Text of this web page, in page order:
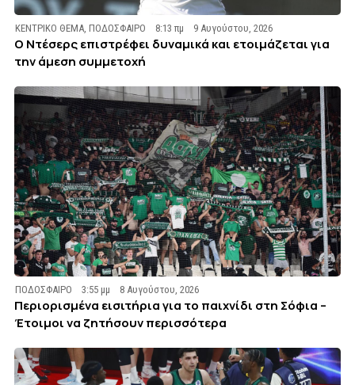
ΚΕΝΤΡΙΚΟ ΘΕΜΑ ,ΠΟΔΟΣΦΑΙΡΟ 8:13 πμ 9 Αυγούστου, 2026
Ο Ντέσερς επιστρέφει δυναμικά και ετοιμάζεται για
την άμεση συμμετοχή
ΠΟΔΟΣΦΑΙΡΟ 3:55 μμ 8 Αυγούστου, 2026
Περιορισμένα εισιτήρια για το παιχνίδι στη Σόφια –
Έτοιμοι να ζητήσουν περισσότερα